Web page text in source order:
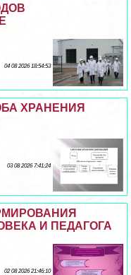
04 08 2026 18:54:53
ХРАНЕНИЯ
03 08 2026 7:41:24
И ПЕДАГОГА
02 08 2026 21:46:10